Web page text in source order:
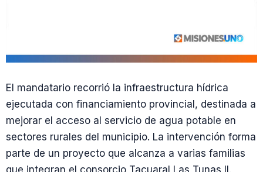
El mandatario recorrió la infraestructura hídrica
ejecutada con financiamiento provincial, destinada a
mejorar el acceso al servicio de agua potable en
sectores rurales del municipio. La intervención forma
parte de un proyecto que alcanza a varias familias
que integran el consorcio Tacuaral Las Tunas II.